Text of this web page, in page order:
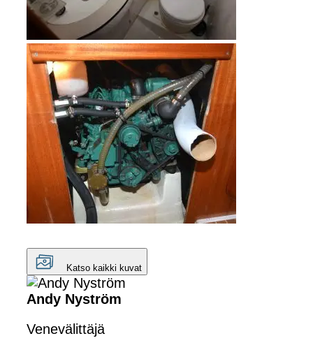
Katso kaikki kuvat
Andy Nyström
Venevälittäjä